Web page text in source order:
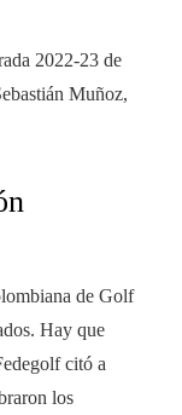
2022-23 de
Muñoz,
de Golf
Hay que
citó a
los